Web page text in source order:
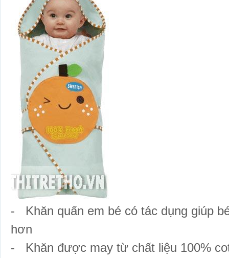
- Khăn quấn em bé có tác dụng giúp
hơn
- Khăn được may từ chất liệu 100%